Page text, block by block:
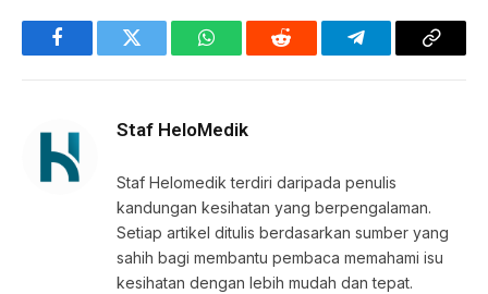
FacebookTwitter WhatsAppReddit TelegramCopy
Staf HeloMedik
Staf Helomedik terdiri daripada penulis
kandungan kesihatan yang berpengalaman.
Setiap artikel ditulis berdasarkan sumber yang
sahih bagi membantu pembaca memahami isu
kesihatan dengan lebih mudah dan tepat.